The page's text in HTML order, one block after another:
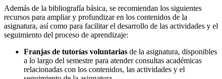
Además de la bibliografía básica, se recomiendan los siguientes
recursos para ampliar y profundizar en los contenidos de la
asignatura, así como para facilitar el desarrollo de las actividades y el
seguimiento del proceso de aprendizaje:
Franjas de tutorías voluntarias de la asignatura, disponibles
a lo largo del semestre para atender consultas académicas
relacionadas con los contenidos, las actividades y el